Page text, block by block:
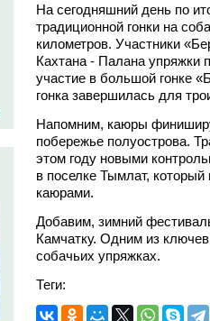
На сегодняшний день по
традиционной гонки на
километров. Участники
Кахтана - Палана упряжки
участие в большой гонке
гонка завершилась для
Напомним, каюры
побережье полуострова.
этом году новыми
в поселке Тымлат,
каюрами.
Добавим, зимний
Камчатку. Одним из
собачьих упряжках.
Теги: